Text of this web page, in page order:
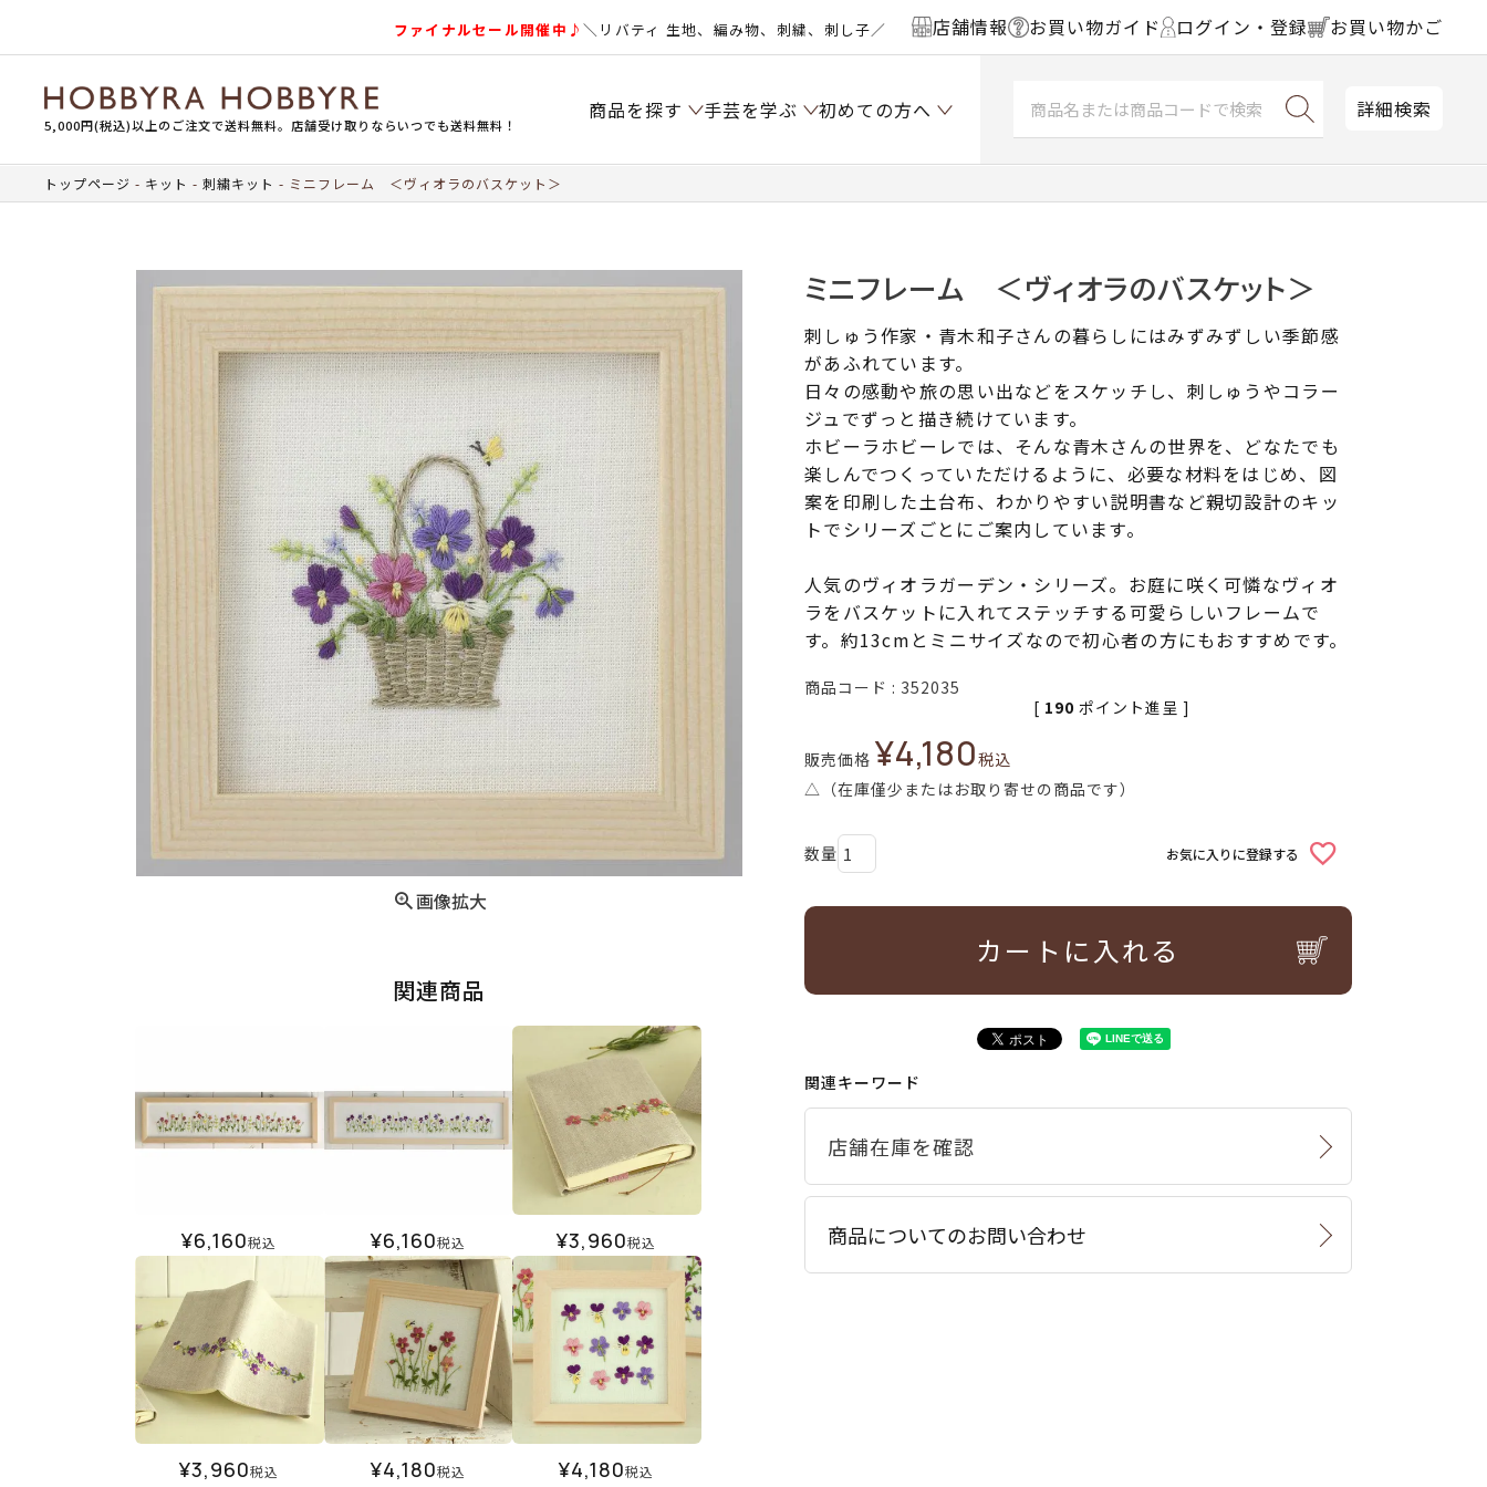
ファイナルセール開催中♪＼リバティ 生地、編み物、刺繍、刺し子／ 店舗情報 お買い物ガイド ログイン・登録 お買い物かご
5,000円(税込)以上のご注文で送料無料。店舗受け取りならいつでも送料無料！
商品を探す 手芸を学ぶ 初めての方へ 詳細検索
トップページ キット 刺繍キット ミニフレーム ＜ヴィオラのバスケット＞
画像拡大
関連商品
¥6,160税込 ¥6,160税込 ¥3,960税込
¥3,960税込 ¥4,180税込 ¥4,180税込
ミニフレーム ＜ヴィオラのバスケット＞
刺しゅう作家・青木和子さんの暮らしにはみずみずしい季節感
があふれています。
日々の感動や旅の思い出などをスケッチし、刺しゅうやコラー
ジュでずっと描き続けています。
ホビーラホビーレでは、そんな青木さんの世界を、どなたでも
楽しんでつくっていただけるように、必要な材料をはじめ、図
案を印刷した土台布、わかりやすい説明書など親切設計のキッ
トでシリーズごとにご案内しています。
人気のヴィオラガーデン・シリーズ。お庭に咲く可憐なヴィオ
ラをバスケットに入れてステッチする可愛らしいフレームで
す。約13cmとミニサイズなので初心者の方にもおすすめです。
商品コード 352035
販売価格 ¥4,180税込
[ 190 ポイント進呈 ]
△（在庫僅少またはお取り寄せの商品です）
お気に入りに登録する
カートに入れる
関連キーワード
商品についてのお問い合わせ